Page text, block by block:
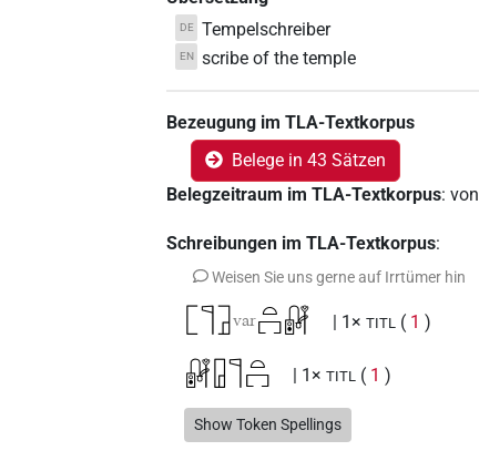
DE Tempelschreiber
EN scribe of the temple
Bezeugung im TLA-Textkorpus
Belege in 43 Sätzen
Belegzeitraum im TLA-Textkorpus:von
Schreibungen im TLA-Textkorpus:
Weisen Sie uns gerne auf Irrtümer hin
𓉘𓊹𓉜var𓏏𓉐𓏞 | 1× TITL ( 1 )
𓏞𓉗𓊹𓏏𓉐 | 1× TITL ( 1 )
𓏞𓊹𓉗 | 2× TITL (
Show Token Spellings